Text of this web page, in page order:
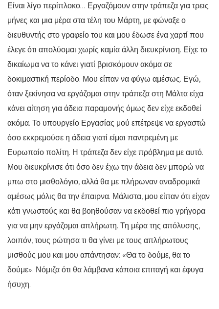
Είναι λίγο περίπλοκο… Εργαζόμουν στην τράπεζα για τρεις
μήνες και μια μέρα στα τέλη του Μάρτη, με φώναξε ο
διευθυντής στο γραφείο του και μου έδωσε ένα χαρτί που
έλεγε ότι απολύομαι χωρίς καμία άλλη διευκρίνιση. Είχε το
δικαίωμα να το κάνει γιατί βρισκόμουν ακόμα σε
δοκιμαστική περίοδο. Μου είπαν να φύγω αμέσως. Εγώ,
όταν ξεκίνησα να εργάζομαι στην τράπεζα στη Μάλτα είχα
κάνει αίτηση για άδεια παραμονής όμως δεν είχε εκδοθεί
ακόμα. Το υπουργείο Εργασίας μού επέτρεψε να εργαστώ
όσο εκκρεμούσε η άδεια γιατί είμαι παντρεμένη με
Ευρωπαίο πολίτη. Η τράπεζα δεν είχε πρόβλημα με αυτό.
Μου διευκρίνισε ότι όσο δεν έχω την άδεια δεν μπορώ να
μπω στο μισθολόγιο, αλλά θα με πλήρωναν αναδρομικά
αμέσως μόλις θα την έπαιρνα. Μάλιστα, μου είπαν ότι είχαν
κάτι γνωστούς και θα βοηθούσαν να εκδοθεί πιο γρήγορα
για να μην εργάζομαι απλήρωτη. Τη μέρα της απόλυσης,
λοιπόν, τους ρώτησα τι θα γίνει με τους απλήρωτους
μισθούς μου και μου απάντησαν: «Θα το δούμε, θα το
δούμε». Νόμιζα ότι θα λάμβανα κάποια επιταγή και έφυγα
ήσυχη.